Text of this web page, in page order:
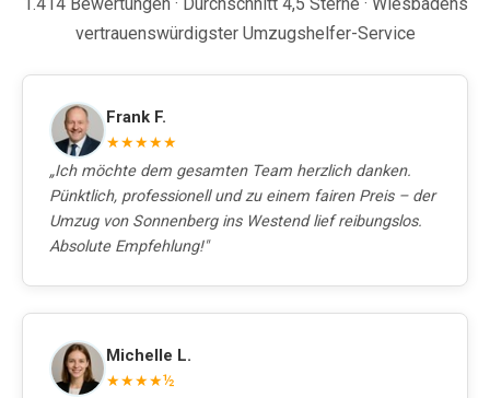
vertrauenswürdigster Umzugshelfer-Service
Frank F.
★★★★★
„Ich möchte dem gesamten Team herzlich danken.
Pünktlich, professionell und zu einem fairen Preis – der
Umzug von Sonnenberg ins Westend lief reibungslos.
Absolute Empfehlung!"
Michelle L.
★★★★½